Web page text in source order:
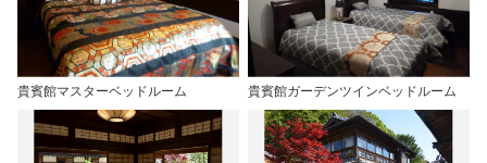
貴賓館マスターベッドルーム 貴賓館ガーデンツインベッドルーム